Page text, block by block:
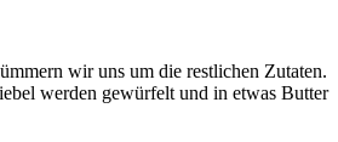
wir uns um die restlichen Zutaten.
werden gewürfelt und in etwas Butter